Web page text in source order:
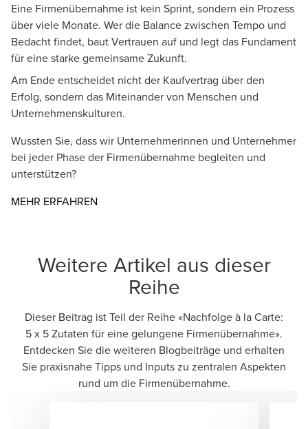
Eine Firmenübernahme ist kein Sprint, sondern ein Prozess
über viele Monate. Wer die Balance zwischen Tempo und
Bedacht findet, baut Vertrauen auf und legt das Fundament
für eine starke gemeinsame Zukunft.
Am Ende entscheidet nicht der Kaufvertrag über den
Erfolg, sondern das Miteinander von Menschen und
Unternehmenskulturen.
Wussten Sie, dass wir Unternehmerinnen und Unternehmer
bei jeder Phase der Firmenübernahme begleiten und
unterstützen?
MEHR ERFAHREN
Weitere Artikel aus dieser
Reihe
Dieser Beitrag ist Teil der Reihe «Nachfolge à la Carte:
5 x 5 Zutaten für eine gelungene Firmenübernahme».
Entdecken Sie die weiteren Blogbeiträge und erhalten
Sie praxisnahe Tipps und Inputs zu zentralen Aspekten
rund um die Firmenübernahme.